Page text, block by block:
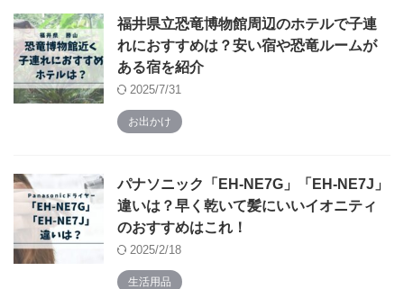
福井県立恐竜博物館周辺のホテルで子連
れにおすすめは？安い宿や恐竜ルームが
ある宿を紹介
2025/7/31
お出かけ
パナソニック「EH-NE7G」「EH-NE7J」
違いは？早く乾いて髪にいいイオニティ
のおすすめはこれ！
2025/2/18
生活用品